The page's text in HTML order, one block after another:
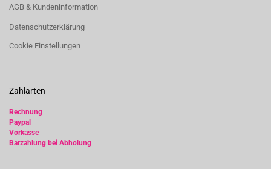
AGB & Kundeninformation
Datenschutzerklärung
Cookie Einstellungen
Zahlarten
Rechnung
Paypal
Vorkasse
Barzahlung bei Abholung